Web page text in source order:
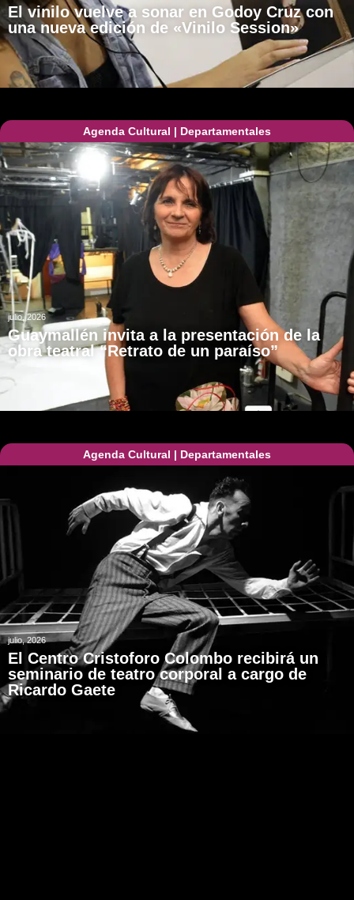
El vinilo vuelve a sonar en Godoy Cruz con
una nueva edición de «Vinilo Session»
Agenda Cultural | Departamentales
julio, 2026
Guaymallén invita a la presentación de la
obra teatral “Retrato de un paraíso”
Agenda Cultural | Departamentales
julio, 2026
El Centro Cristoforo Colombo recibirá un
seminario de teatro corporal a cargo de
Ricardo Gaete